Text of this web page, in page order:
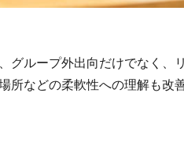
グループ外出向だけでなく、
所などの柔軟性への理解も改